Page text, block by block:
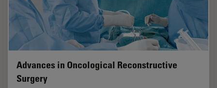
Advances in Oncological Reconstructive
Surgery